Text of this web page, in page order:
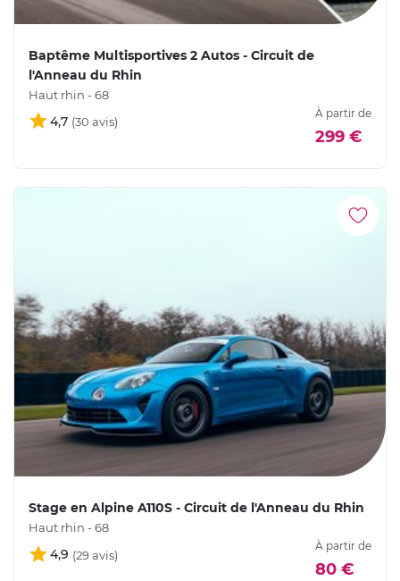
Baptême Multisportives 2 Autos - Circuit de
l'Anneau du Rhin
Haut rhin - 68
4,7
À partir de
299 €
Stage en Alpine A110S - Circuit de l'Anneau du Rhin
Haut rhin - 68
4,9
À partir de
80 €